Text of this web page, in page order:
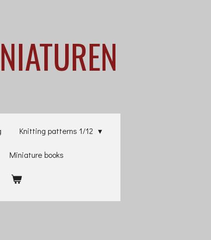
Knitting patterns 1/12
Miniature books